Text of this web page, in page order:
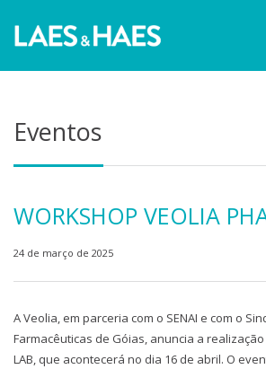
Eventos
WORKSHOP VEOLIA
24 de março de 2025
A Veolia, em parceria com o SENAI e com o
Farmacêuticas de Góias, anuncia a realização
LAB, que acontecerá no dia 16 de abril. O